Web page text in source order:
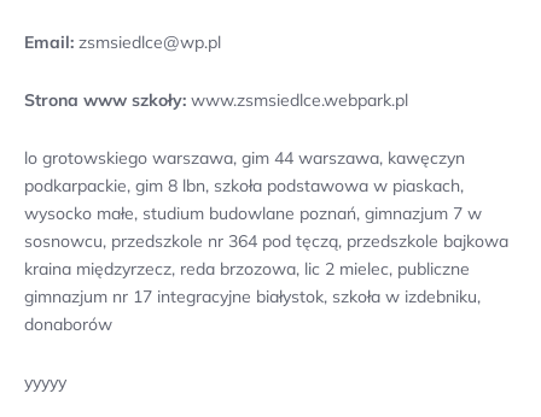
Email: zsmsiedlce@wp.pl
Strona www szkoły: www.zsmsiedlce.webpark.pl
lo grotowskiego warszawa, gim 44 warszawa, kawęczyn
podkarpackie, gim 8 lbn, szkoła podstawowa w piaskach,
wysocko małe, studium budowlane poznań, gimnazjum 7 w
sosnowcu, przedszkole nr 364 pod tęczą, przedszkole bajkowa
kraina międzyrzecz, reda brzozowa, lic 2 mielec, publiczne
gimnazjum nr 17 integracyjne białystok, szkoła w izdebniku,
donaborów
yyyyy